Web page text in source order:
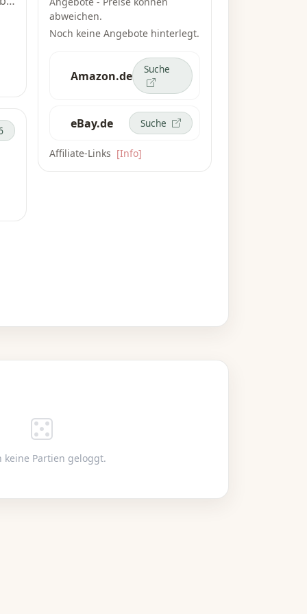
abweichen.
Noch keine Angebote hinterlegt.
Amazon.de Suche
eBay.de Suche
Affiliate-Links [Info]
keine Partien geloggt.